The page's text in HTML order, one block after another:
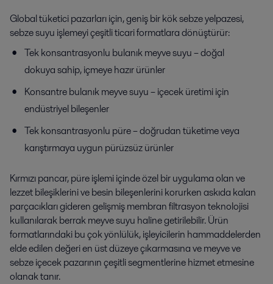
Global tüketici pazarları için, geniş bir kök sebze yelpazesi,
sebze suyu işlemeyi çeşitli ticari formatlara dönüştürür:
Tek konsantrasyonlu bulanık meyve suyu – doğal
dokuya sahip, içmeye hazır ürünler
Konsantre bulanık meyve suyu – içecek üretimi için
endüstriyel bileşenler
Tek konsantrasyonlu püre – doğrudan tüketime veya
karıştırmaya uygun pürüzsüz ürünler
Kırmızı pancar, püre işlemi içinde özel bir uygulama olan ve
lezzet bileşiklerini ve besin bileşenlerini korurken askıda kalan
parçacıkları gideren gelişmiş membran filtrasyon teknolojisi
kullanılarak berrak meyve suyu haline getirilebilir. Ürün
formatlarındaki bu çok yönlülük, işleyicilerin hammaddelerden
elde edilen değeri en üst düzeye çıkarmasına ve meyve ve
sebze içecek pazarının çeşitli segmentlerine hizmet etmesine
olanak tanır.